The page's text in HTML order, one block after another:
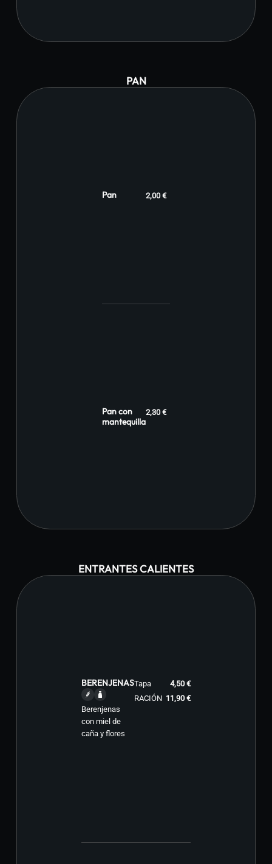
PAN
Pan 2,00 €
Pan con
mantequilla
2,30 €
ENTRANTES CALIENTES
BERENJENAS
Berenjenas
con miel de
caña y flores
Tapa
4,50 €
RACIÓN 11,90 €